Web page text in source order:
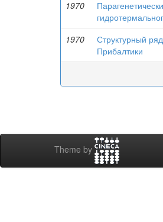
1970
1970
Структурный
Прибалтики
Theme by